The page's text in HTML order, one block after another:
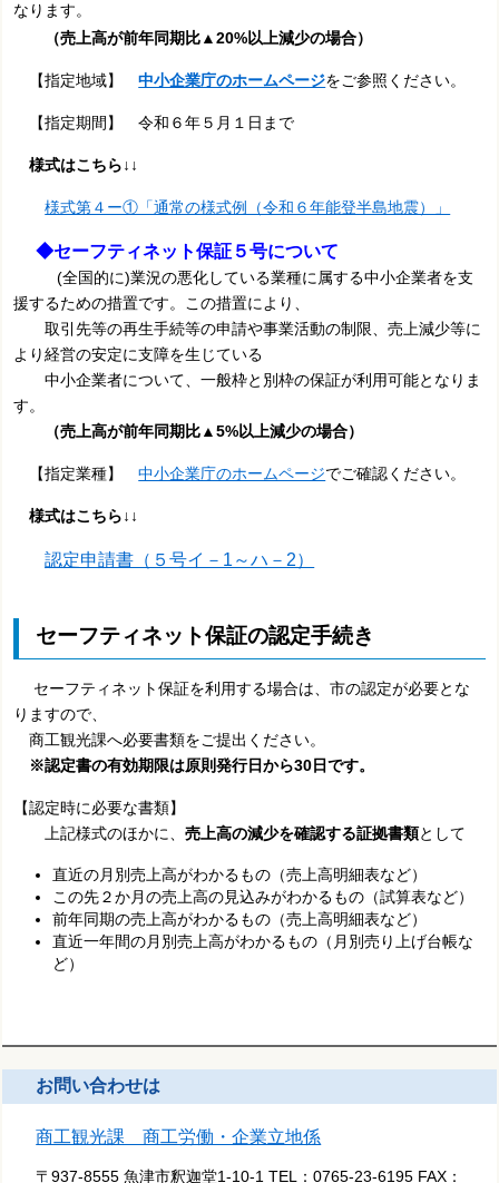
なります。
（売上高が前年同期比▲20%以上減少の場合）
【指定地域】中小企業庁のホームページをご参照ください。
【指定期間】 令和６年５月１日まで
様式はこちら↓↓
様式第４ー①「通常の様式例（令和６年能登半島地震）」
◆セーフティネット保証５号について
(全国的に)業況の悪化している業種に属する中小企業者を支
援するための措置です。この措置により、
取引先等の再生手続等の申請や事業活動の制限、売上減少等に
より経営の安定に支障を生じている
中小企業者について、一般枠と別枠の保証が利用可能となりま
す。
（売上高が前年同期比▲5%以上減少の場合）
【指定業種】中小企業庁のホームページでご確認ください。
様式はこちら↓↓
認定申請書（５号イ－1～ハ－2）
セーフティネット保証の認定手続き
セーフティネット保証を利用する場合は、市の認定が必要とな
りますので、
商工観光課へ必要書類をご提出ください。
※認定書の有効期限は原則発行日から30日です。
【認定時に必要な書類】
上記様式のほかに、売上高の減少を確認する証拠書類として
直近の月別売上高がわかるもの（売上高明細表など）
この先２か月の売上高の見込みがわかるもの（試算表など）
前年同期の売上高がわかるもの（売上高明細表など）
直近一年間の月別売上高がわかるもの（月別売り上げ台帳な
ど）
お問い合わせは
商工観光課 商工労働・企業立地係
〒937-8555 魚津市釈迦堂1-10-1 TEL：0765-23-6195 FAX：